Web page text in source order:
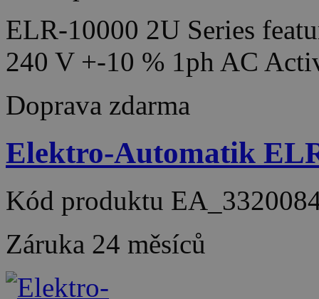
ELR-10000 2U Series
240 V +-10 % 1ph AC
Doprava zdarma
Elektro-Automatik
Kód produktu
Záruka 24 měsíců